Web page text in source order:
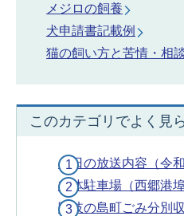
メジロの飼養
犬申請書記載例
猫の飼い方と苦情・相
このカテゴリでよく見
今日の放送内容（令
立体駐車場（西郷港
隠岐の島町ごみ分別